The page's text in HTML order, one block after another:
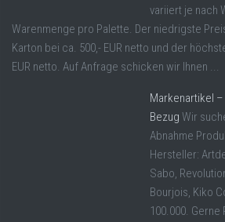
variiert je nach
Warenmenge pro Palette. Der niedrigste
Karton bei ca. 500,- EUR netto und der
EUR netto. Auf Anfrage schicken wir Ihnen ...
Markenartikel
Bezug Wir
Abnahme
Hersteller:
Sabo,
Bourjois, Kiko
100.000.